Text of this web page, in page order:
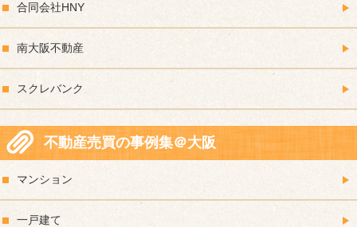
合同会社HNY
南大阪不動産
スクレバンク
不動産売買の事例集＠大阪
マンション
一戸建て